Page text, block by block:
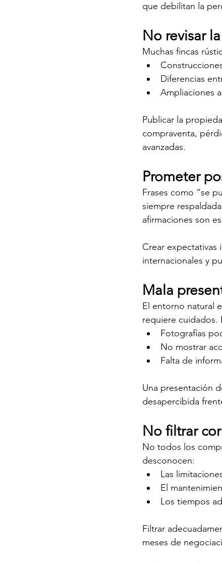
que debilitan la
No revisar
Muchas fincas
Diferencias
Ampliaciones
Publicar la
compraventa,
avanzadas.
Prometer
Frases como “se
siempre
afirmaciones son
Crear expectativas
internacionales y
Mala
El entorno natural
requiere cuidados.
Fotografías
No mostrar
Falta de
Una presentación
desapercibida
No filtrar
No todos los
desconocen:
Las
El
Los tiempos
Filtrar
meses de